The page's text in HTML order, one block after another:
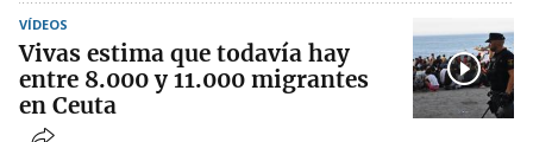
VÍDEOS
Vivas estima que todavía hay
entre 8.000 y 11.000 migrantes
en Ceuta